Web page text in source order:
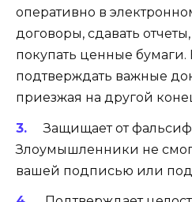
оперативно в
договоры, сдавать
покупать ценные
подтверждать важные
приезжая на другой
Защищает от
Злоумышленники не
вашей подписью или